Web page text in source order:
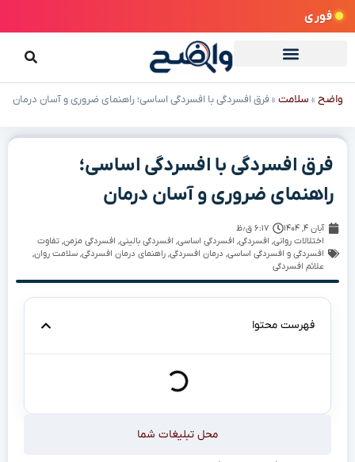
فوری
واضح » سلامت »فرق افسردگی با افسردگی اساسی؛ راهنمای ضروری و آسان درمان
فرق افسردگی با افسردگی اساسی؛
راهنمای ضروری و آسان درمان
آبان ۴, ۱۴۰۴
۶:۱۷ ق٫ظ
اختلالات روانی, افسردگی, افسردگی اساسی, افسردگی بالینی, افسردگی مزمن, تفاوت
افسردگی و افسردگی اساسی, درمان افسردگی, راهنمای درمان افسردگی, سلامت روان,
علائم افسردگی
فهرست محتوا
محل تبلیغات شما